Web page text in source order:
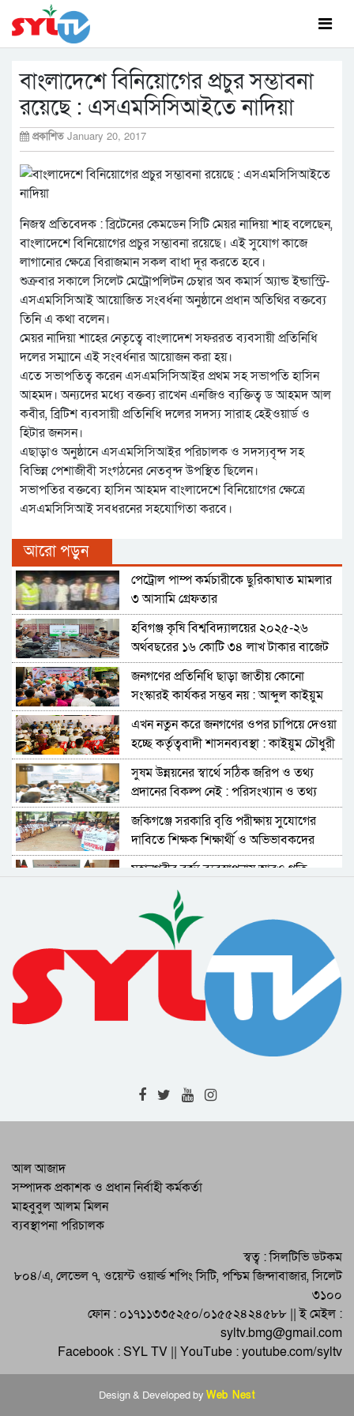
বাংলাদেশে বিনিয়োগের প্রচুর সম্ভাবনা
রয়েছে : এসএমসিসিআইতে নাদিয়া
প্রকাশিত January 20, 2017
নিজস্ব প্রতিবেদক : ব্রিটেনের কেমডেন সিটি মেয়র নাদিয়া শাহ বলেছেন,
বাংলাদেশে বিনিয়োগের প্রচুর সম্ভাবনা রয়েছে। এই সুযোগ কাজে
লাগানোর ক্ষেত্রে বিরাজমান সকল বাধা দূর করতে হবে।
শুক্রবার সকালে সিলেট মেট্রোপলিটন চেম্বার অব কমার্স অ্যান্ড ইন্ডাস্ট্রি-
এসএমসিসিআই আয়োজিত সংবর্ধনা অনুষ্ঠানে প্রধান অতিথির বক্তব্যে
তিনি এ কথা বলেন।
মেয়র নাদিয়া শাহের নেতৃত্বে বাংলাদেশ সফররত ব্যবসায়ী প্রতিনিধি
দলের সম্মানে এই সংবর্ধনার আয়োজন করা হয়।
এতে সভাপতিত্ব করেন এসএমসিসিআইর প্রথম সহ সভাপতি হাসিন
আহমদ। অন্যদের মধ্যে বক্তব্য রাখেন এনজিও ব্যক্তিত্ব ড আহমদ আল
কবীর, ব্রিটিশ ব্যবসায়ী প্রতিনিধি দলের সদস্য সারাহ হেইওয়ার্ড ও
হিটার জনসন।
এছাড়াও অনুষ্ঠানে এসএমসিসিআইর পরিচালক ও সদস্যবৃন্দ সহ
বিভিন্ন পেশাজীবী সংগঠনের নেতবৃন্দ উপস্থিত ছিলেন।
সভাপতির বক্তব্যে হাসিন আহমদ বাংলাদেশে বিনিয়োগের ক্ষেত্রে
এসএমসিসিআই সবধরনের সহযোগিতা করবে।
আরো পড়ুন
পেট্রোল পাম্প কর্মচারীকে ছুরিকাঘাত মামলার
৩ আসামি গ্রেফতার
হবিগঞ্জ কৃষি বিশ্ববিদ্যালয়ের ২০২৫-২৬
অর্থবছরের ১৬ কোটি ৩৪ লাখ টাকার বাজেট
ঘোষণা
জনগণের প্রতিনিধি ছাড়া জাতীয় কোনো
সংস্কারই কার্যকর সম্ভব নয় : আব্দুল কাইয়ুম
চৌধুরী
এখন নতুন করে জনগণের ওপর চাপিয়ে দেওয়া
হচ্ছে কর্তৃত্ববাদী শাসনব্যবস্থা : কাইয়ুম চৌধুরী
সুষম উন্নয়নের স্বার্থে সঠিক জরিপ ও তথ্য
প্রদানের বিকল্প নেই : পরিসংখ্যান ও তথ্য
ব্যবস্থাপনা সচিব
জকিগঞ্জে সরকারি বৃত্তি পরীক্ষায় সুযোগের
দাবিতে শিক্ষক শিক্ষার্থী ও অভিভাবকদের
মানববন্ধন
মহানগরীর বর্জ্য ব্যবস্থাপনায় আরও গতি
আনতে নীতিমালা প্রণয়নের উদ্যোগ নিয়েছে
বিমান দুর্ঘটনার তদন্তে স্বাধীন বিচার বিভাগীয়
ও উচ্চক্ষমতাসম্পন্ন তদন্ত কমিশন দাবি
বিএনপির
এনসিপির কর্মসূচি ঘিরে নানা ধরনের
অপপ্রচারের চেষ্টা চলছে : সিলেটে সংবাদ
সম্মেলনে অভিযোগ
শহীদ সাংবাদিক তুরাব হত্যামামলার দ্রুত
বিচার দাবিতে ফটো জার্নালিস্ট
এসোসিয়েশনের স্মারকলিপি
বৈষম্যের বিরুদ্ধে নাগরিক প্রতিবাদের
আহবান
মদের বিষক্রিয়ায় মারা যাওয়ার আশঙ্কা
মৌলভীবাজারে আলোচনা সভায় নতুন
বাংলাদেশকে জুলাই আকাঙ্ক্ষার চেতনায় গড়ে
আল আজাদ
সম্পাদক প্রকাশক ও প্রধান নির্বাহী কর্মকর্তা
মাহবুবুল আলম মিলন
ব্যবস্থাপনা পরিচালক
স্বত্ব : সিলটিভি ডটকম
৮০৪/এ, লেভেল ৭, ওয়েস্ট ওয়ার্ল্ড শপিং সিটি, পশ্চিম জিন্দাবাজার, সিলেট
৩১০০
ফোন : ০১৭১১৩৩৫২৫০/০১৫৫২৪২৪৫৮৮ || ই মেইল :
syltv.bmg@gmail.com
Facebook : SYL TV || YouTube : youtube.com/syltv
Design & Developed by Web Nest